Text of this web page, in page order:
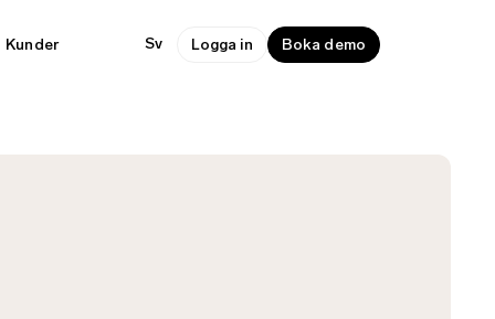
Kunder Sv Logga in Boka demo